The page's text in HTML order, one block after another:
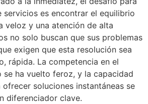
servicios es encontrar el equilibrio
veloz y una atención de alta
no solo buscan que sus problemas
exigen que esta resolución sea
rápida. La competencia en el
se ha vuelto feroz, y la capacidad
soluciones instantáneas se
diferenciador clave.